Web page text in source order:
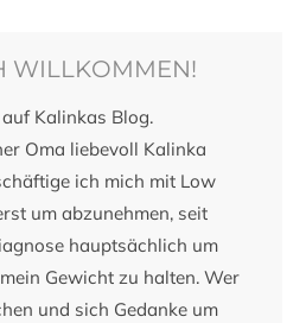
WILLKOMMEN!
Kalinkas Blog.
Oma liebevoll Kalinka
ich mich mit Low
um abzunehmen, seit
hauptsächlich um
Gewicht zu halten. Wer
und sich Gedanke um